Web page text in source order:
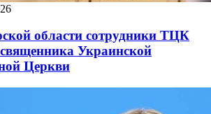
области сотрудники ТЦК
Украинской
Церкви